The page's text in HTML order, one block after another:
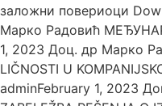
заложни повериоци
Марко Радовић
1, 2023 Доц. др Марко
LIČNOSTI U
adminFebruary 1, 2023